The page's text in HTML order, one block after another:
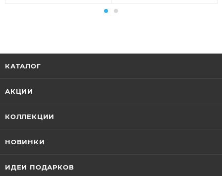
КАТАЛОГ
АКЦИИ
КОЛЛЕКЦИИ
НОВИНКИ
ИДЕИ ПОДАРКОВ